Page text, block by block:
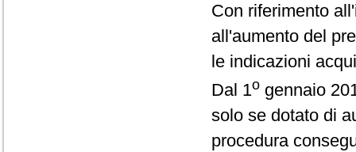
Con riferimento
all'aumento del
le indicazioni
Dal 1o gennaio
solo se dotato di
procedura